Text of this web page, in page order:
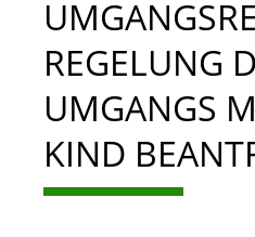
REGELUNG
UMGANGS
KIND